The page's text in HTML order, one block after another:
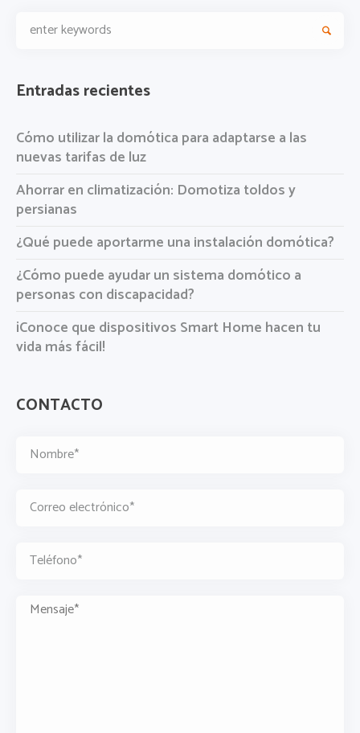
Entradas recientes
Cómo utilizar la domótica para adaptarse a las
nuevas tarifas de luz
Ahorrar en climatización: Domotiza toldos y
persianas
¿Qué puede aportarme una instalación domótica?
¿Cómo puede ayudar un sistema domótico a
personas con discapacidad?
¡Conoce que dispositivos Smart Home hacen tu
vida más fácil!
CONTACTO